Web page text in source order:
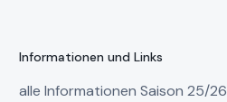
Informationen und Links
alle Informationen Saison 25/26